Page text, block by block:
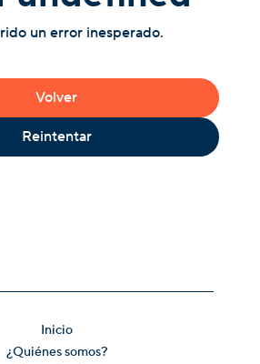
un error inesperado.
Volver
Reintentar
Inicio
¿Quiénes somos?